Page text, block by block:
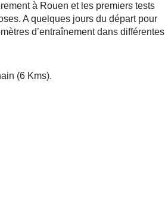
à Rouen et les premiers tests
A quelques jours du départ pour
d’entraînement dans différentes
(6 Kms).